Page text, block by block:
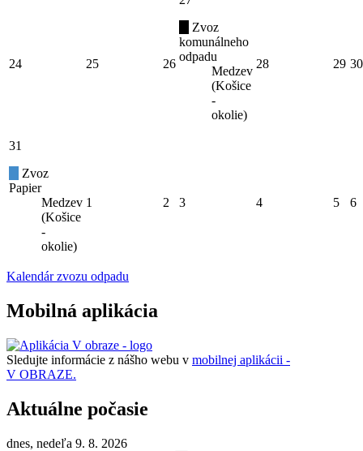
24 25 26
Zvoz
komunálneho
odpadu
Medzev
(Košice
-
okolie)
28 29 30
31
Zvoz
Papier
Medzev
(Košice
-
okolie)
1 2 3 4 5 6
Kalendár zvozu odpadu
Mobilná aplikácia
Sledujte informácie z nášho webu v mobilnej aplikácii -
V OBRAZE.
Aktuálne počasie
dnes, nedeľa 9. 8. 2026